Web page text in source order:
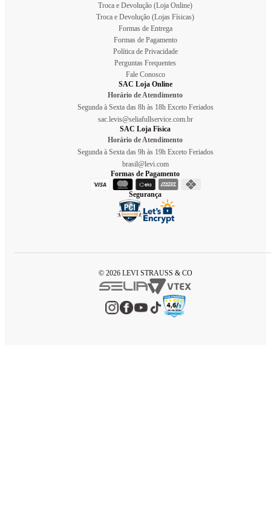
Troca e Devolução (Loja Online)
Troca e Devolução (Lojas Físicas)
Formas de Entrega
Formas de Pagamento
Política de Privacidade
Perguntas Frequentes
Fale Conosco
SAC Loja Online
Horário de Atendimento
Segunda à Sexta das 8h às 18h Exceto Feriados
sac.levis@seliafullservice.com.br
SAC Loja Física
Horário de Atendimento
Segunda à Sexta das 9h às 19h Exceto Feriados
brasil@levi.com
Formas de Pagamento
Segurança
© 2026 LEVI STRAUSS & CO